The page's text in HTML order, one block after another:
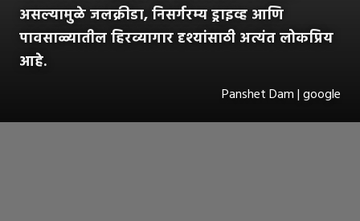
असल्यामुळे जलक्रीडा, निसर्गरम्य ड्राइव्ह आणि
पावसाळ्यातील हिरव्यागार दृश्यांसाठी अत्यंत लोकप्रिय
आहे.
Panshet Dam | google